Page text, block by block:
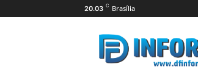
20.03 C Brasília